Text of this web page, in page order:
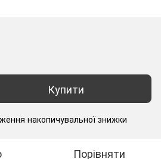
Купити
накопичувальної знижки
Порівняти